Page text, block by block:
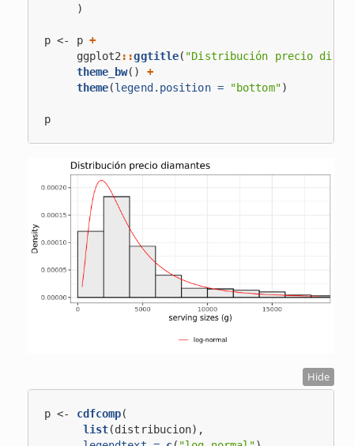
     )
p <- p +
ggplot2 ::ggtitle( "Distribución precio
theme_bw() +
theme(legend.position = "bottom")
p
Hide
p <- cdfcomp(
list(distribucion),